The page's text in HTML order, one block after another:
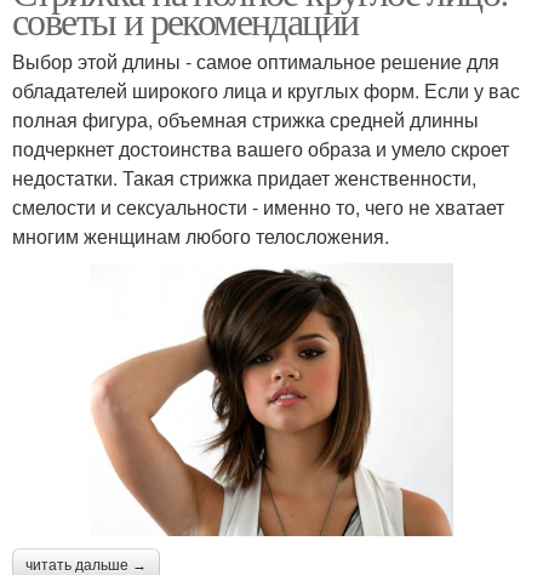
советы и рекомендации
Выбор этой длины - самое оптимальное решение для
обладателей широкого лица и круглых форм. Если у вас
полная фигура, объемная стрижка средней длинны
подчеркнет достоинства вашего образа и умело скроет
недостатки. Такая стрижка придает женственности,
смелости и сексуальности - именно то, чего не хватает
многим женщинам любого телосложения.
читать дальше →